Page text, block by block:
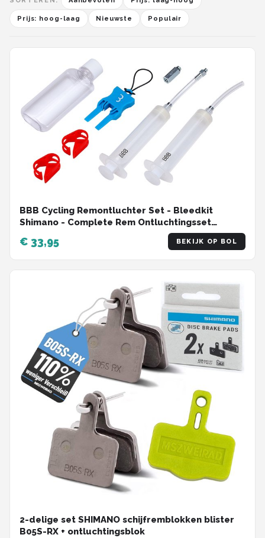
Prijs: hoog-laag Nieuwste Populair
BBB Cycling Remontluchter Set - Bleedkit
Shimano - Complete Rem Ontluchtingsset
Shimano - Compatibel met Shimano MTB en
Road Groepsets - BBS-103
€ 33,95 BEKIJK OP BOL
2-delige set SHIMANO schijfremblokken blister
B05S-RX + ontluchtingsblok